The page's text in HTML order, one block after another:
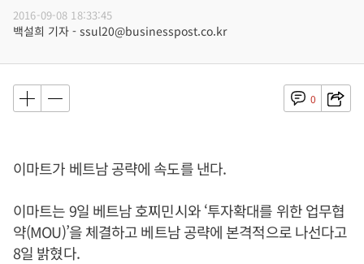
2016-09-08 18:33:45
백설희 기자 - ssul20@businesspost.co.kr
0
이마트가 베트남 공략에 속도를 낸다.
이마트는 9일 베트남 호찌민시와 ‘투자확대를 위한 업무협
약(MOU)’을 체결하고 베트남 공략에 본격적으로 나선다고
8일 밝혔다.